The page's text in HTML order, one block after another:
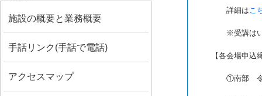
詳細はこ
※受講は
【各会場申込
①南部 令
施設の概要と業務概要
手話リンク(手話で電話)
アクセスマップ